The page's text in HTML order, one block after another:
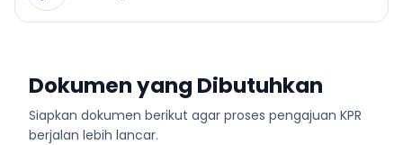
Dokumen yang Dibutuhkan
Siapkan dokumen berikut agar proses pengajuan KPR
berjalan lebih lancar.